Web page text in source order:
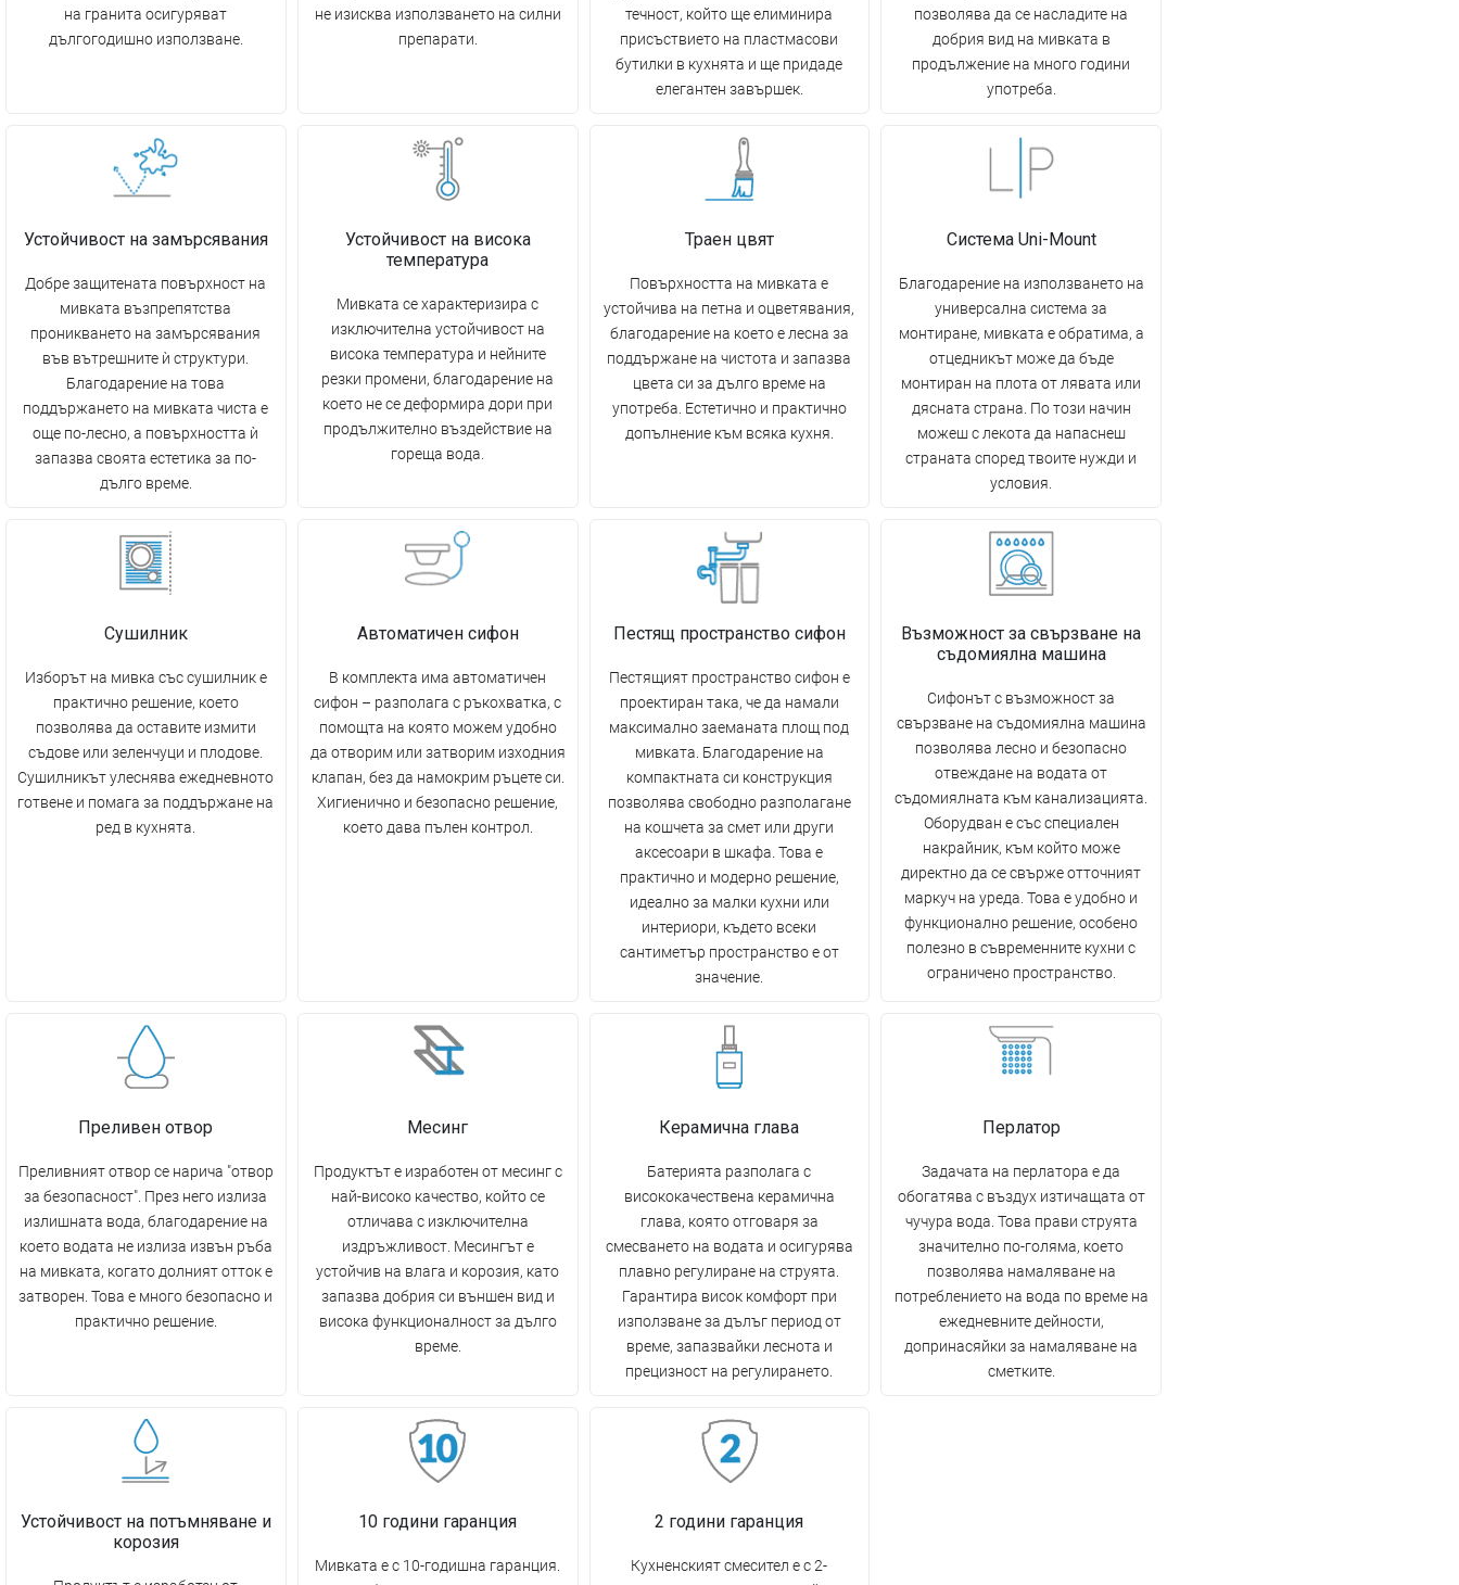
на гранита осигуряват
дългогодишно използване.
не изисква използването на силни
препарати.
течност, който ще елиминира
присъствието на пластмасови
бутилки в кухнята и ще придаде
елегантен завършек.
позволява да се насладите на
добрия вид на мивката в
продължение на много години
употреба.
Устойчивост на замърсявания
Добре защитената повърхност на
мивката възпрепятства
проникването на замърсявания
във вътрешните ѝ структури.
Благодарение на това
поддържането на мивката чиста е
още по-лесно, а повърхността ѝ
запазва своята естетика за по-
дълго време.
Устойчивост на висока
температура
Мивката се характеризира с
изключителна устойчивост на
висока температура и нейните
резки промени, благодарение на
което не се деформира дори при
продължително въздействие на
гореща вода.
Траен цвят
Повърхността на мивката е
устойчива на петна и оцветявания,
благодарение на което е лесна за
поддържане на чистота и запазва
цвета си за дълго време на
употреба. Естетично и практично
допълнение към всяка кухня.
Система Uni-Mount
Благодарение на използването на
универсална система за
монтиране, мивката е обратима, а
отцедникът може да бъде
монтиран на плота от лявата или
дясната страна. По този начин
можеш с лекота да напаснеш
страната според твоите нужди и
условия.
Сушилник
Изборът на мивка със сушилник е
практично решение, което
позволява да оставите измити
съдове или зеленчуци и плодове.
Сушилникът улеснява ежедневното
готвене и помага за поддържане на
ред в кухнята.
Автоматичен сифон
В комплекта има автоматичен
сифон – разполага с ръкохватка, с
помощта на която можем удобно
да отворим или затворим изходния
клапан, без да намокрим ръцете си.
Хигиенично и безопасно решение,
което дава пълен контрол.
Пестящ пространство сифон
Пестящият пространство сифон е
проектиран така, че да намали
максимално заеманата площ под
мивката. Благодарение на
компактната си конструкция
позволява свободно разполагане
на кошчета за смет или други
аксесоари в шкафа. Това е
практично и модерно решение,
идеално за малки кухни или
интериори, където всеки
сантиметър пространство е от
значение.
Възможност за свързване на
съдомиялна машина
Сифонът с възможност за
свързване на съдомиялна машина
позволява лесно и безопасно
отвеждане на водата от
съдомиялната към канализацията.
Оборудван е със специален
накрайник, към който може
директно да се свърже отточният
маркуч на уреда. Това е удобно и
функционално решение, особено
полезно в съвременните кухни с
ограничено пространство.
Преливен отвор
Преливният отвор се нарича "отвор
за безопасност". През него излиза
излишната вода, благодарение на
което водата не излиза извън ръба
на мивката, когато долният отток е
затворен. Това е много безопасно и
практично решение.
Месинг
Продуктът е изработен от месинг с
най-високо качество, който се
отличава с изключителна
издръжливост. Месингът е
устойчив на влага и корозия, като
запазва добрия си външен вид и
висока функционалност за дълго
време.
Керамична глава
Батерията разполага с
висококачествена керамична
глава, която отговаря за
смесването на водата и осигурява
плавно регулиране на струята.
Гарантира висок комфорт при
използване за дълъг период от
време, запазвайки леснота и
прецизност на регулирането.
Перлатор
Задачата на перлатора е да
обогатява с въздух изтичащата от
чучура вода. Това прави струята
значително по-голяма, което
позволява намаляване на
потреблението на вода по време на
ежедневните дейности,
допринасяйки за намаляване на
сметките.
Устойчивост на потъмняване и
корозия
10 години гаранция
Мивката е с 10-годишна гаранция.
2 години гаранция
Кухненският смесител е с 2-